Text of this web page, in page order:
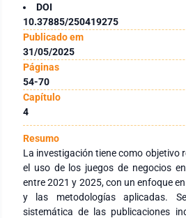
DOI
10.37885/250419275
Publicado em
31/05/2025
Páginas
54-70
Capítulo
4
Resumo
La investigación tiene como objetivo
el uso de los juegos de negocios
entre 2021 y 2025, con un enfoque
y las metodologías aplicadas.
sistemática de las publicaciones